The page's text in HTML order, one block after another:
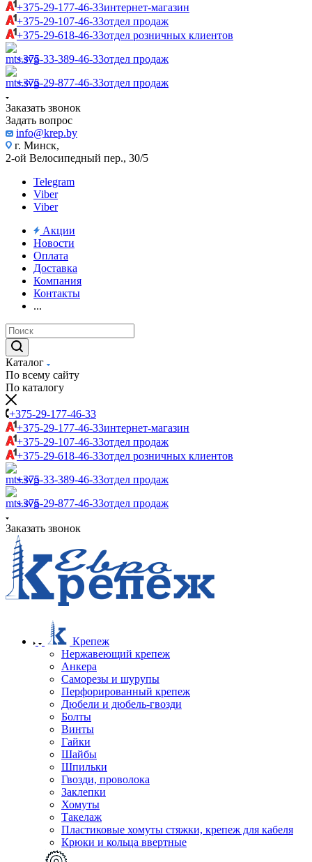
+375-29-177-46-33интернет-магазин
+375-29-107-46-33отдел продаж
+375-29-618-46-33отдел розничных клиентов
+375-33-389-46-33отдел продаж
+375-29-877-46-33отдел продаж
Заказать звонок
Задать вопрос
info@krep.by
г. Минск,
2-ой Велосипедный пер., 30/5
Telegram
Viber
Viber
Акции
Новости
Оплата
Доставка
Компания
Контакты
...
Каталог
По всему сайту
По каталогу
+375-29-177-46-33
+375-29-177-46-33интернет-магазин
+375-29-107-46-33отдел продаж
+375-29-618-46-33отдел розничных клиентов
+375-33-389-46-33отдел продаж
+375-29-877-46-33отдел продаж
Заказать звонок
Крепеж
Нержавеющий крепеж
Анкера
Саморезы и шурупы
Перфорированный крепеж
Дюбели и дюбель-гвозди
Болты
Винты
Гайки
Шайбы
Шпильки
Гвозди, проволока
Заклепки
Хомуты
Такелаж
Пластиковые хомуты стяжки, крепеж для кабеля
Крюки и кольца ввертные